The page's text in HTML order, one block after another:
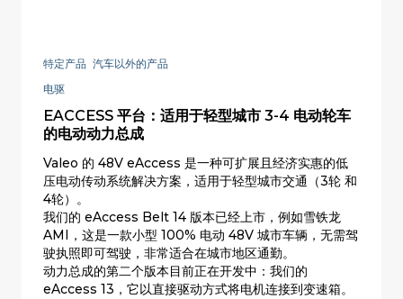
特定产品 汽车以外的产品
电驱
EACCESS 平台：适用于轻型城市 3-4 电动轮车
的电动动力总成
Valeo 的 48V eAccess 是一种可扩展且经济实惠的低
压电动传动系统解决方案，适用于轻型城市交通（3轮 和
4轮）。
我们的 eAccess Belt 14 版本已经上市，例如雪铁龙
AMI，这是一款小型 100% 电动 48V 城市车辆，无需驾
驶执照即可驾驶，非常适合在城市地区通勤。
动力总成的第二个版本目前正在开发中：我们的
eAccess 13，它以直接驱动方式将电机连接到变速箱。